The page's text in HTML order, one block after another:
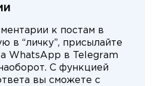
к постам в
в “личку”, присылайте
WhatsApp в Telegram
С функцией
вы сможете с